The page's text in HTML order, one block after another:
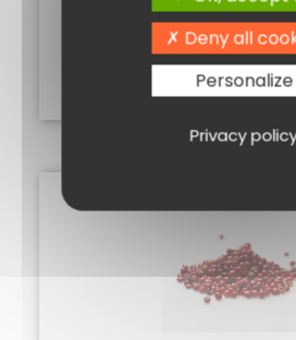
ANETH 10G
2,00 €
Ajouter au
Deny all
Personalize
Privacy